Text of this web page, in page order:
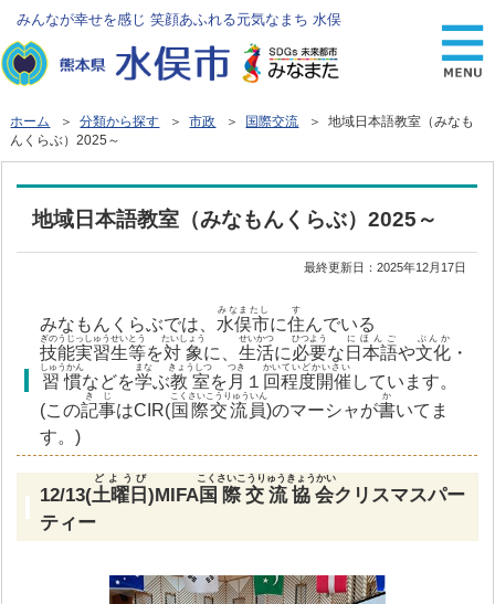
みんなが幸せを感じ 笑顔あふれる元気なまち 水俣
ホーム ＞分類から探す ＞市政 ＞ 国際交流 ＞ 地域日本語教室（みなも
んくらぶ）2025～
地域日本語教室（みなもんくらぶ）2025～
最終更新日：2025年12月17日
みなもんくらぶでは、水俣市
みなまたし
に住
す
んでいる
技能実習生等
ぎのうじっしゅうせいとう
を対象
たいしょう
に、生活
せいかつ
に必要
ひつよう
な 日本語
にほんご
や文化
ぶんか
・
習慣
しゅうかん
などを学
まな
ぶ教室
きょうしつ
を月
つき
１ 回
かい
程度開催
ていどかいさい
しています。
(この記事
きじ
はCIR(国際交流員
こくさいこうりゅういん
)のマーシャが書
か
いてま
す。)
12/13(土曜日
どようび
)MIFA国際交流協会
こくさいこうりゅうきょうかい
クリスマスパー
ティー